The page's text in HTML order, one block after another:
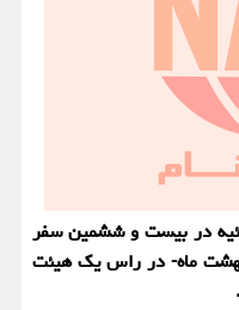
در بیست و ششمین سفر
امروز - یکشنبه 19 اردیبهشت ماه- در راس یک هیئت